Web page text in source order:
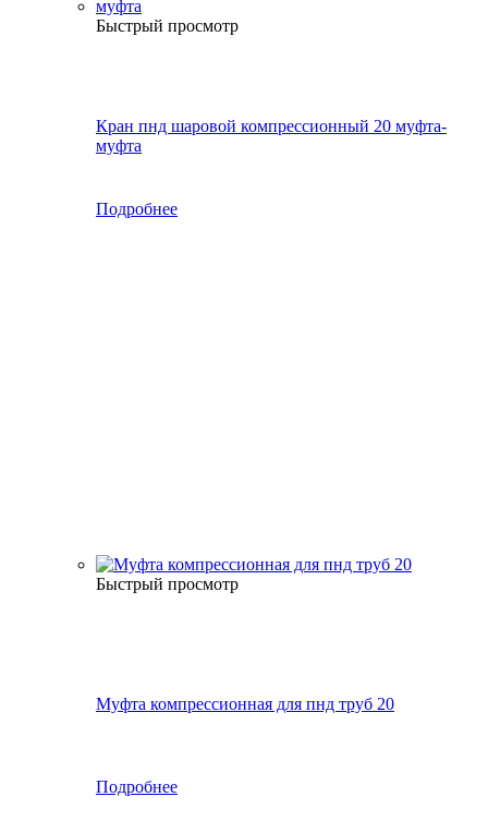
Быстрый просмотр
Кран пнд шаровой компрессионный 20 муфта-
муфта
Подробнее
Быстрый просмотр
Муфта компрессионная для пнд труб 20
Подробнее